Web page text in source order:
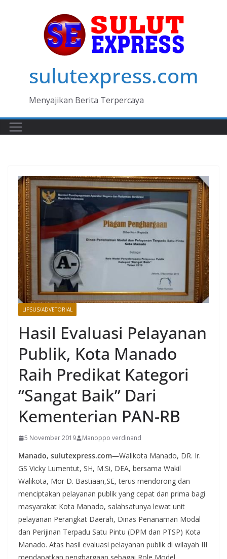
sulutexpress.com
Menyajikan Berita Terpercaya
LIPSUS/ADVETORIAL
Hasil Evaluasi Pelayanan
Publik, Kota Manado
Raih Predikat Kategori
“Sangat Baik” Dari
Kementerian PAN-RB
5 November 2019 Manoppo verdinand
Manado, sulutexpress.com—Walikota Manado, DR. Ir.
GS Vicky Lumentut, SH, M.Si, DEA, bersama Wakil
Walikota, Mor D. Bastiaan,SE, terus mendorong dan
menciptakan pelayanan publik yang cepat dan prima bagi
masyarakat Kota Manado, salahsatunya lewat unit
pelayanan Perangkat Daerah, Dinas Penanaman Modal
dan Perijinan Terpadu Satu Pintu (DPM dan PTSP) Kota
Manado. Atas hasil evaluasi pelayanan publik di wilayah III